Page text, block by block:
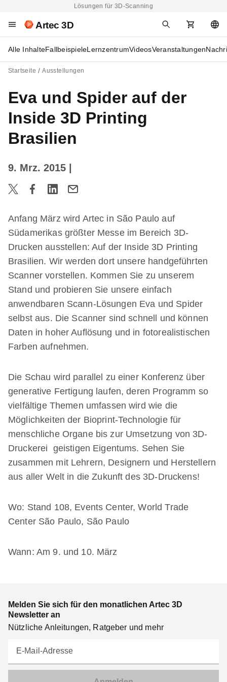
Lösungen für 3D-Scanning
Artec 3D
Alle InhalteFallbeispieleLernzentrumVideosVeranstaltungen
Startseite Ausstellungen
Eva und Spider auf der
Inside 3D Printing
Brasilien
9. Mrz. 2015
Anfang März wird Artec in São Paulo auf
Südamerikas größter Messe im Bereich 3D-
Drucken ausstellen: Auf der Inside 3D Printing
Brasilien. Wir werden dort unsere handgeführten
Scanner vorstellen. Kommen Sie zu unserem
Stand und probieren Sie unsere einfach
anwendbaren Scann-Lösungen Eva und Spider
selbst aus. Die Scanner sind schnell und können
Daten in hoher Auflösung und in fotorealistischen
Farben aufnehmen.
Die Schau wird parallel zu einer Konferenz über
generative Fertigung laufen, deren Programm so
vielfältige Themen umfassen wird wie die
Möglichkeiten der Bioprint-Technologie für
menschliche Organe bis zur Umsetzung von 3D-
Druckerei geistigen Eigentums. Sehen Sie
zusammen mit Lehrern, Designern und Herstellern
aus aller Welt in die Zukunft des 3D-Druckens!
Wo: Stand 108, Events Center, World Trade
Center São Paulo, São Paulo
Wann: Am 9. und 10. März
Melden Sie sich für den monatlichen Artec 3D
Newsletter an
Nützliche Anleitungen, Ratgeber und mehr
E-Mail-Adresse